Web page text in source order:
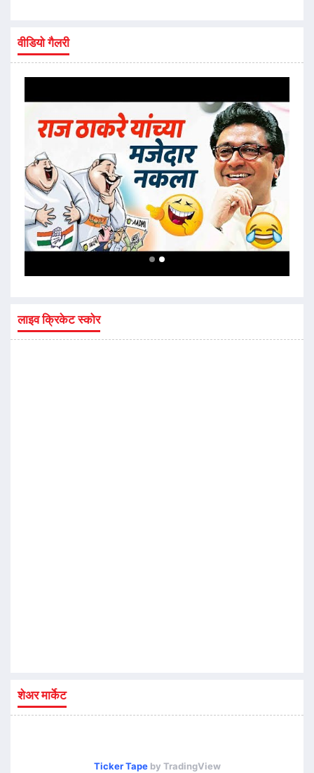
वीडियो गैलरी
लाइव क्रिकेट स्कोर
शेअर मार्केट
Ticker Tapeby TradingView